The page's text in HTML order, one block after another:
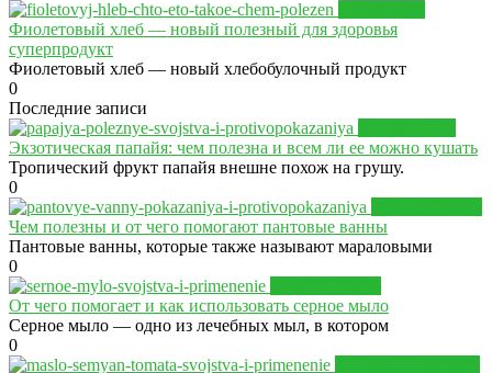
Фиолетовый хлеб — новый полезный для здоровья
суперпродукт
Фиолетовый хлеб — новый хлебобулочный продукт
0
Последние записи
Экзотическая папайя: чем полезна и всем ли ее можно кушать
Тропический фрукт папайя внешне похож на грушу.
0
Чем полезны и от чего помогают пантовые ванны
Пантовые ванны, которые также называют мараловыми
0
От чего помогает и как использовать серное мыло
Серное мыло — одно из лечебных мыл, в котором
0